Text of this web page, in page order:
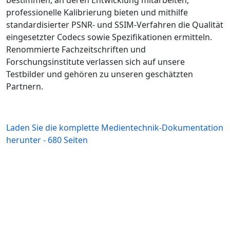
professionelle Kalibrierung bieten und mithilfe
standardisierter PSNR- und SSIM-Verfahren die Qualität
eingesetzter Codecs sowie Spezifikationen ermitteln.
Renommierte Fachzeitschriften und
Forschungsinstitute verlassen sich auf unsere
Testbilder und gehören zu unseren geschätzten
Partnern.
Laden Sie die komplette Medientechnik-Dokumentation
herunter - 680 Seiten